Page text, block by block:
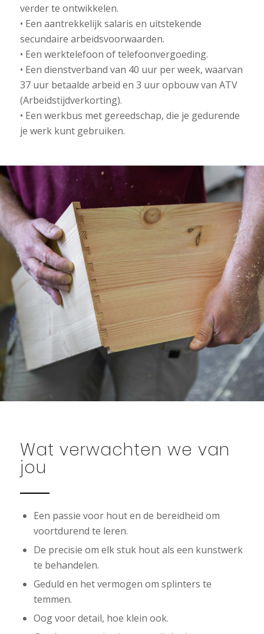
verder te ontwikkelen.
• Een aantrekkelijk salaris en uitstekende
secundaire arbeidsvoorwaarden.
• Een werktelefoon of telefoonvergoeding.
• Een dienstverband van 40 uur per week, waarvan
37 uur betaalde arbeid en 3 uur opbouw van ATV
(Arbeidstijdverkorting).
• Een werkbus met gereedschap, die je gedurende
je werk kunt gebruiken.
Wat verwachten we van
jou
Een passie voor hout en de bereidheid om
voortdurend te leren.
De precisie om elk stuk hout als een kunstwerk
te behandelen.
Geduld en het vermogen om splinters te
temmen.
Oog voor detail, hoe klein ook.